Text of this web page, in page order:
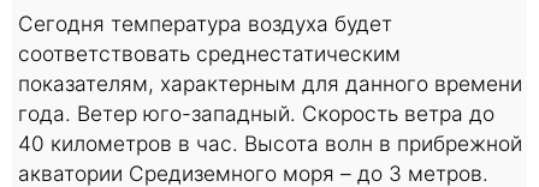
Сегодня температура воздуха будет
соответствовать среднестатическим
показателям, характерным для данного времени
года. Ветер юго-западный. Скорость ветра до
40 километров в час. Высота волн в прибрежной
акватории Средиземного моря – до 3 метров.